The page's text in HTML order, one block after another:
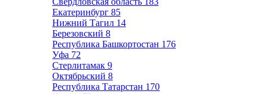
Екатеринбург 85
Нижний Тагил 14
Березовский 8
Республика Башкортостан 176
Уфа 72
Стерлитамак 9
Октябрьский 8
Республика Татарстан 170